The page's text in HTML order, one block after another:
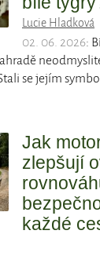
Lucie Hladková
02. 06. 2026:
se jejím
Jak
zlepšují
každé